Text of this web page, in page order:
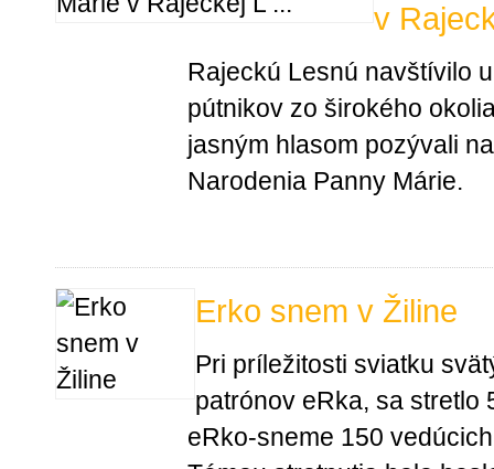
v
Rajeckú Lesnú navštívilo
pútnikov zo širokého
jasným hlasom pozývali
Narodenia Panny Márie.
Erko snem v Žiline
Pri príležitosti sviatku
patrónov eRka, sa stretlo
eRko-sneme 150